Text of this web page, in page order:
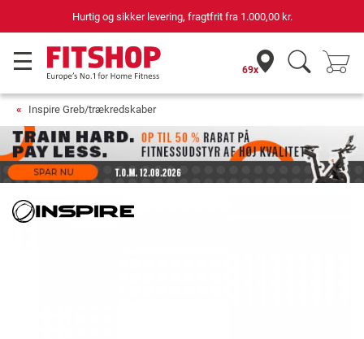
Hurtig og sikker levering, fragtfrit fra 1.000,00 kr.
69x
Inspire Greb/trækredskaber